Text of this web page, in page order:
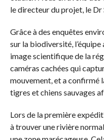
le directeur du projet, le Dr
Grâce à des enquêtes
sur la biodiversité,
image scientifique de la
caméras cachées qui
mouvement, et a confirmé
tigres et chiens sauvages
Lors de la première
à trouver une rivière